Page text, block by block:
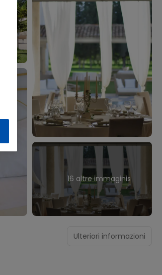
16 altre immaginis
Ulteriori informazioni